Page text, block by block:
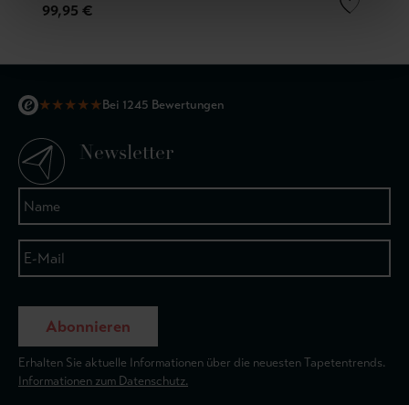
99,95 €
★★★★★Bei 1245 Bewertungen
Newsletter
Abonnieren
Erhalten Sie aktuelle Informationen über die neuesten Tapetentrends.
Informationen zum Datenschutz.